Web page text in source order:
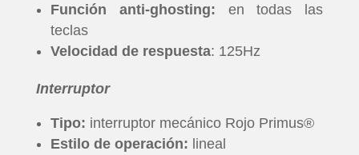
Función anti-ghosting: en todas las
teclas
Velocidad de respuesta: 125Hz
Interruptor
Tipo: interruptor mecánico Rojo Primus®
Estilo de operación: lineal